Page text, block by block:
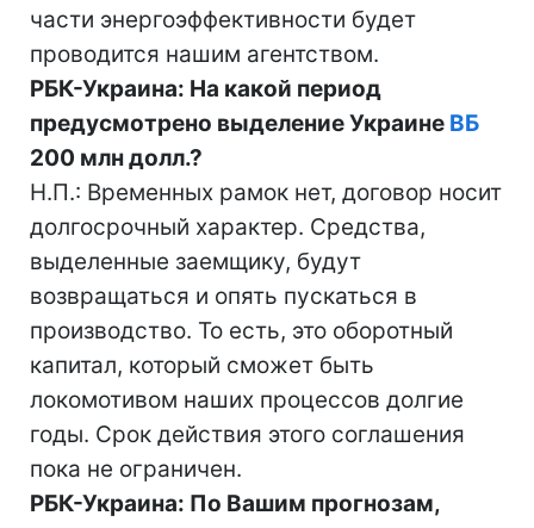
части энергоэффективности будет
проводится нашим агентством.
РБК-Украина: На какой период
предусмотрено выделение Украине ВБ
200 млн долл.?
Н.П.: Временных рамок нет, договор носит
долгосрочный характер. Средства,
выделенные заемщику, будут
возвращаться и опять пускаться в
производство. То есть, это оборотный
капитал, который сможет быть
локомотивом наших процессов долгие
годы. Срок действия этого соглашения
пока не ограничен.
РБК-Украина: По Вашим прогнозам,